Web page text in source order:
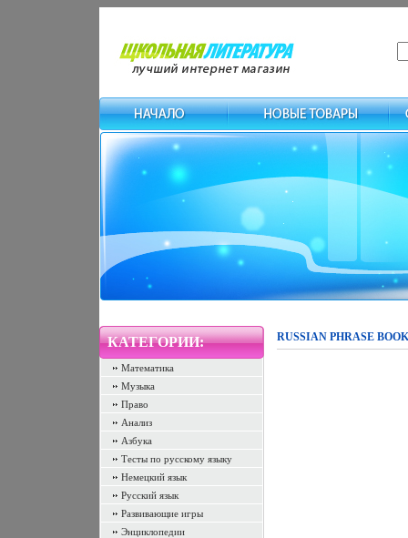
КАТЕГОРИИ:
Математика
Музыка
Право
Анализ
Азбука
Тесты по русскому языку
Немецкий язык
Русский язык
Развивающие игры
Энциклопедии
RUSSIAN PHRASE